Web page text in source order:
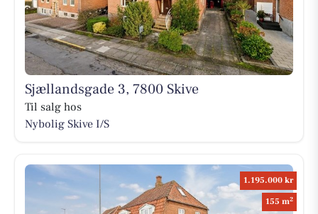
Sjællandsgade 3, 7800 Skive
Til salg hos
Nybolig Skive I/S
1.195.000 kr
155 m2